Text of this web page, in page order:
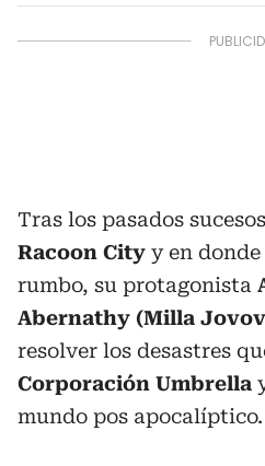
Tras los pasados
Racoon City y en
rumbo, su protagonista
Abernathy (Milla
resolver los desastres
Corporación Umbrella
mundo pos apocalíptico.